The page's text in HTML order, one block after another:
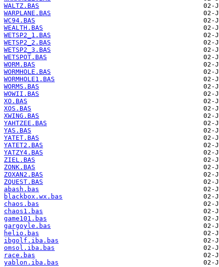
WALTZ.BAS
WARPLANE.BAS
WC94.BAS
WEALTH.BAS
WETSP2_1.BAS
WETSP2_2.BAS
WETSP2_3.BAS
WETSPOT.BAS
WORM.BAS
WORMHOLE.BAS
WORMHOLE1.BAS
WORMS.BAS
WOWII.BAS
XO.BAS
XOS.BAS
XWING.BAS
YAHTZEE.BAS
YAS.BAS
YATET.BAS
YATET2.BAS
YATZY4.BAS
ZIEL.BAS
ZONK.BAS
ZOXAN2.BAS
ZQUEST.BAS
abash.bas
blackbox.wx.bas
chaos.bas
chaos1.bas
game101.bas
gargoyle.bas
helio.bas
ibgolf.iba.bas
omsol.iba.bas
race.bas
yablon.iba.bas